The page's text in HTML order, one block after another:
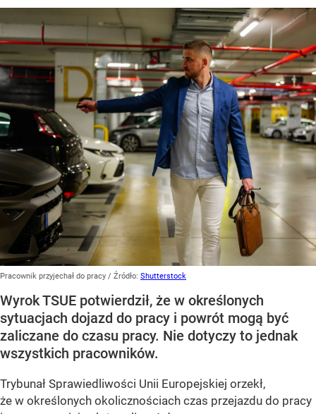
Pracownik przyjechał do pracy / Źródło: Shutterstock
Wyrok TSUE potwierdził, że w określonych
sytuacjach dojazd do pracy i powrót mogą być
zaliczane do czasu pracy. Nie dotyczy to jednak
wszystkich pracowników.
Trybunał Sprawiedliwości Unii Europejskiej orzekł,
że w określonych okolicznościach czas przejazdu do pracy